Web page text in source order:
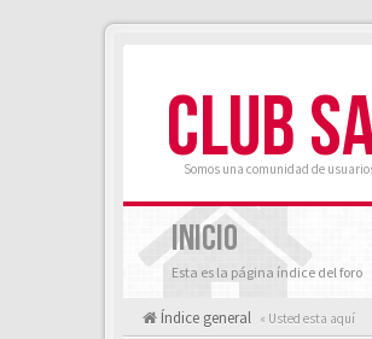
CLUB
Somos una comunidad de
INICIO
Esta es la página índice del foro
Índice general « Usted esta aquí